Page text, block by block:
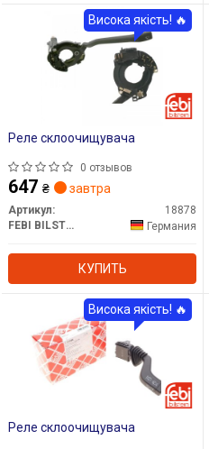
Реле склоочищувача
0 отзывов
647 ₴ завтра
Артикул:
18878
FEBI BILSTEIN
Германия
КУПИТЬ
Висока якість! 🔥
Реле склоочищувача
Висока якість! 🔥